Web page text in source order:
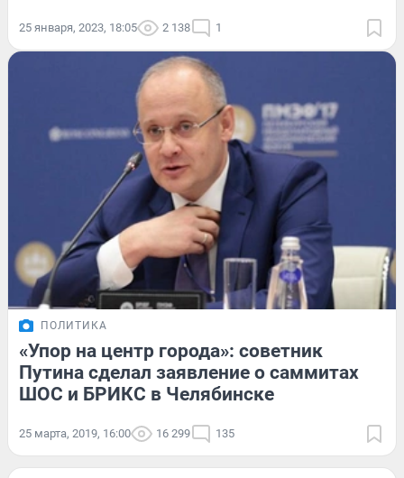
25 января, 2023, 18:05 2 138 1
ПОЛИТИКА
«Упор на центр города»: советник
Путина сделал заявление о саммитах
ШОС и БРИКС в Челябинске
25 марта, 2019, 16:00 16 299 135